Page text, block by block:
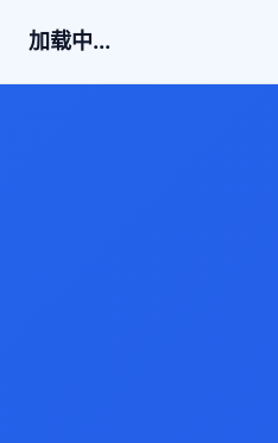
加载中...